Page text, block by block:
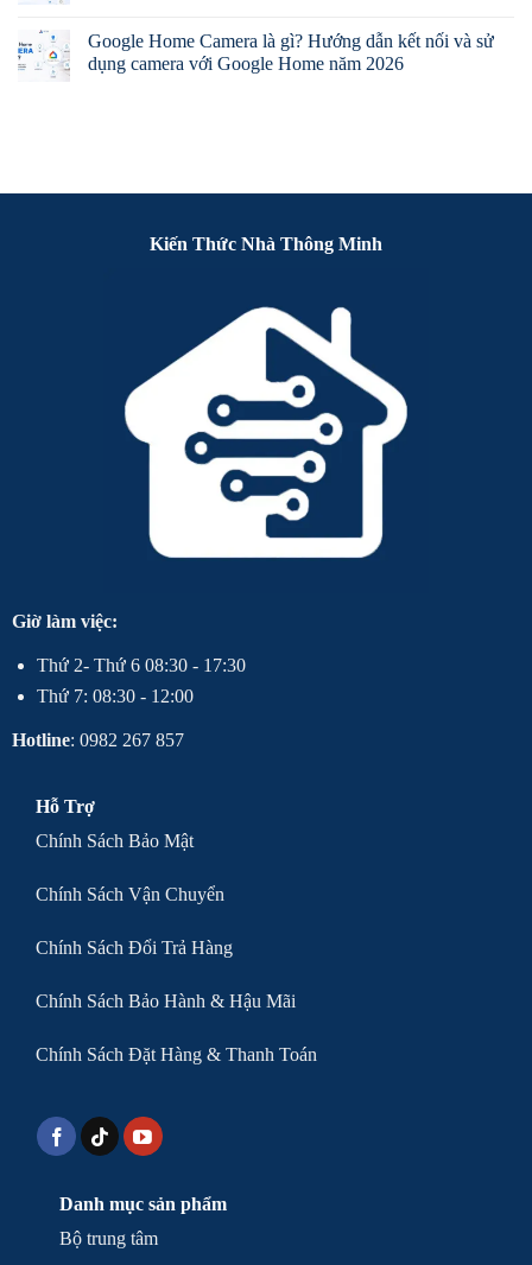
Google Home Camera là gì? Hướng dẫn kết nối và sử
dụng camera với Google Home năm 2026
Kiến Thức Nhà Thông Minh
Giờ làm việc:
Thứ 2- Thứ 6 08:30 - 17:30
Thứ 7: 08:30 - 12:00
Hotline: 0982 267 857
Hỗ Trợ
Chính Sách Bảo Mật
Chính Sách Vận Chuyển
Chính Sách Đổi Trả Hàng
Chính Sách Bảo Hành & Hậu Mãi
Chính Sách Đặt Hàng & Thanh Toán
Danh mục sản phẩm
Bộ trung tâm